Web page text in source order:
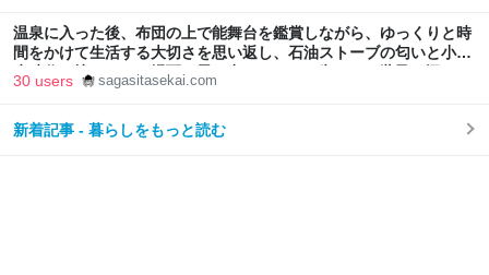
温泉に入った後、布団の上で能舞台を鑑賞しながら、ゆっくりと時
間をかけて生活する大切さを思い返し、石油ストーブの匂いと小学
生時代の懐かしい一場面を思い出したこと - 失われた世界を探して
30 users sagasitasekai.com
新着記事 - 暮らしをもっと読む